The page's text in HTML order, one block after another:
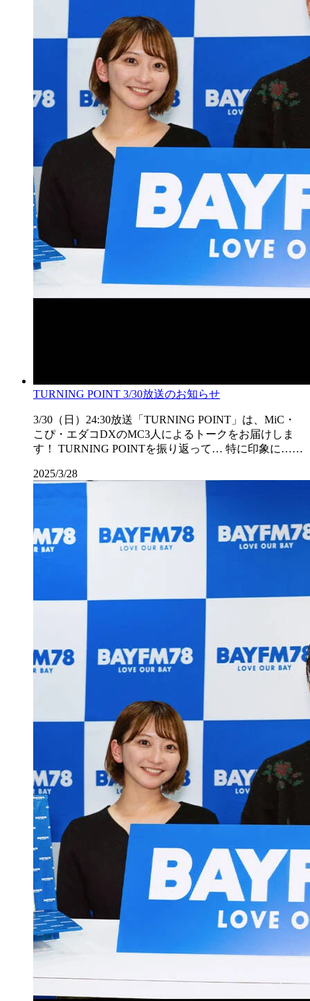
TURNING POINT 3/30放送のお知らせ
3/30（日）24:30放送「TURNING POINT」は、MiC・
こぴ・エダコDXのMC3人によるトークをお届けしま
す！ TURNING POINTを振り返って… 特に印象に……
2025/3/28